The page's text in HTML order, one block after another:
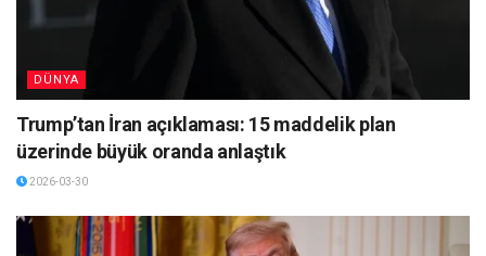
DÜNYA
Trump’tan İran açıklaması: 15 maddelik plan
üzerinde büyük oranda anlaştık
2026-03-30